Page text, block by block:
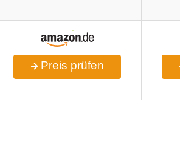
Preis prüfen